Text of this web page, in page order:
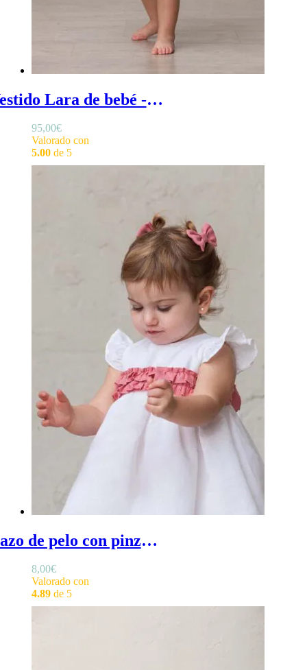
Vestido Lara de bebé - Vestido ceremonia bebé con volante en bajo y alitas en mangas
95,00€
Valorado con
5.00 de 5
Lazo de pelo con pinza - Lazo de pelo con pinza para bebé
8,00€
Valorado con
4.89 de 5